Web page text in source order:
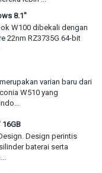
8.1"
W100 dibekali dengan
22nm RZ3735G 64-bit
varian baru dari
W510 yang
16GB
Design perintis
baterai serta